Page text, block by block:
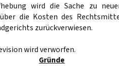
wird die Sache zu
die Kosten des
zurückverwiesen.
wird verworfen.
Gründe